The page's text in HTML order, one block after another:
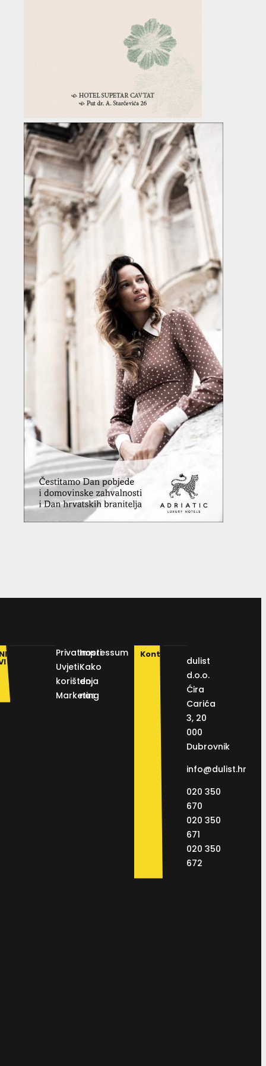
Privatnosti
Uvjeti
korištenja
Marketing
Impressum
Kako
do
nas
Kontakt
dulist
d.o.o.
Ćira
Carića
3, 20
000
Dubrovnik
info@dulist.hr
020 350
670
020 350
671
020 350
672